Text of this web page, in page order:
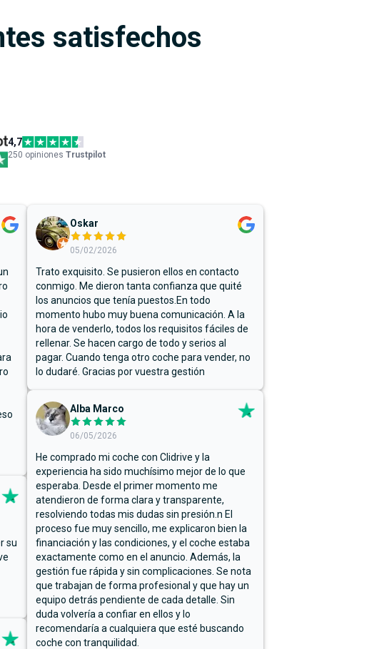
satisfechos
4,7
250 opiniones Trustpilot
su
Oskar
05/02/2026
Trato exquisito. Se pusieron ellos en contacto
conmigo. Me dieron tanta confianza que quité
los anuncios que tenía puestos.En todo
momento hubo muy buena comunicación. A la
hora de venderlo, todos los requisitos fáciles de
rellenar. Se hacen cargo de todo y serios al
pagar. Cuando tenga otro coche para vender, no
lo dudaré. Gracias por vuestra gestión
Alba Marco
06/05/2026
He comprado mi coche con Clidrive y la
experiencia ha sido muchísimo mejor de lo que
esperaba. Desde el primer momento me
atendieron de forma clara y transparente,
resolviendo todas mis dudas sin presión.n El
proceso fue muy sencillo, me explicaron bien la
financiación y las condiciones, y el coche estaba
exactamente como en el anuncio. Además, la
gestión fue rápida y sin complicaciones. Se nota
que trabajan de forma profesional y que hay un
equipo detrás pendiente de cada detalle. Sin
duda volvería a confiar en ellos y lo
recomendaría a cualquiera que esté buscando
coche con tranquilidad.